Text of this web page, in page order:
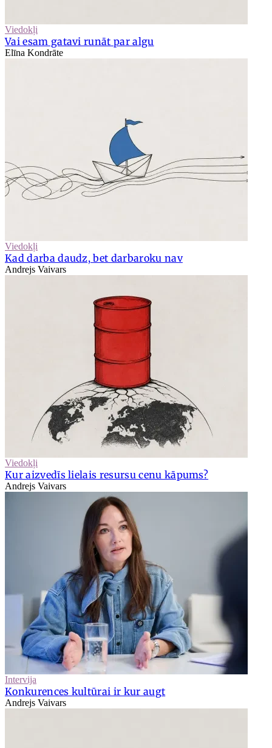
Viedokļi
Vai esam gatavi runāt par algu
Elīna Kondrāte
Viedokļi
Kad darba daudz, bet darbaroku nav
Andrejs Vaivars
Viedokļi
Kur aizvedīs lielais resursu cenu kāpums?
Andrejs Vaivars
Intervija
Konkurences kultūrai ir kur augt
Andrejs Vaivars